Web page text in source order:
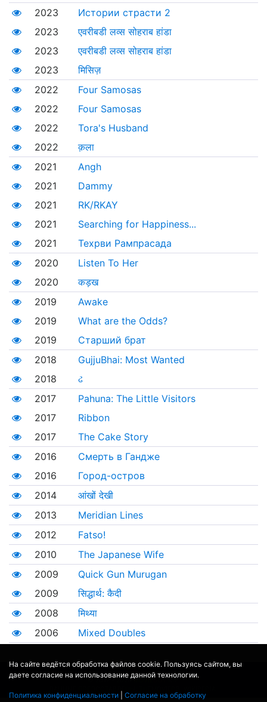
На сайте ведётся обработка файлов cookie. Пользуясь сайтом, вы
даете согласие на использование данной технологии.
Политика конфиденциальности
Согласие на обработку
2023
Истории страсти 2
2023
एवरीबडी लव्स सोहराब हांडा
2023
एवरीबडी लव्स सोहराब हांडा
2023
मिसिज़
2022
Four Samosas
2022
Four Samosas
2022
Tora's Husband
2022
क़ला
2021
Angh
2021
Dammy
2021
RK/RKAY
2021
Searching for Happiness...
2021
Техрви Рампрасада
2020
Listen To Her
2020
कड़ख
2019
Awake
2019
What are the Odds?
2019
Старший брат
2018
GujjuBhai: Most Wanted
2018
ઢ
2017
Pahuna: The Little Visitors
2017
Ribbon
2017
The Cake Story
2016
Смерть в Гандже
2016
Город-остров
2014
आंखों देखी
2013
Meridian Lines
2012
Fatso!
2010
The Japanese Wife
2009
Quick Gun Murugan
2009
सिद्धार्थ: कैदी
2008
मिथ्या
2006
Mixed Doubles
© 2017 - 2026 MOVIE
ДАННЫЕ ПРЕДОСТАВЛЕНЫ:
ПЕРЕВЕДЕНО СЕРВИСОМЯНДЕКС.ПЕРЕВОД